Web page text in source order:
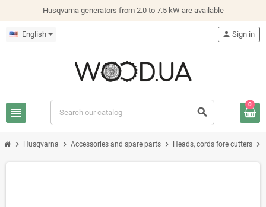
Husqvarna generators from 2.0 to 7.5 kW are available
English
view_headline search
person Sign in
0
chevron_right Husqvarna chevron_right Accessories and spare parts chevron_right Heads, cords fore cutters chevron_right